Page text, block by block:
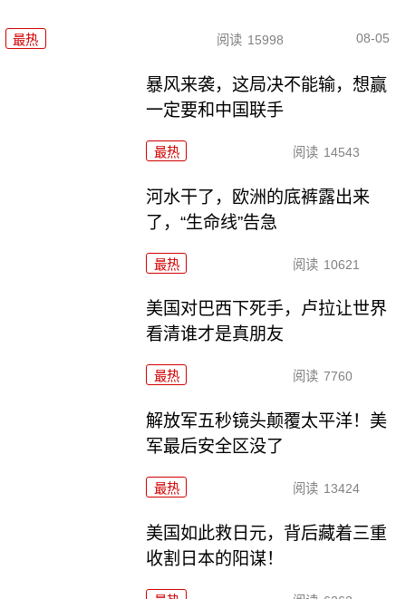
最热 阅读 15998 08-05
暴风来袭，这局决不能输，想赢
一定要和中国联手
最热 阅读 14543
河水干了，欧洲的底裤露出来
了，“生命线”告急
最热 阅读 10621
美国对巴西下死手，卢拉让世界
看清谁才是真朋友
最热 阅读 7760
解放军五秒镜头颠覆太平洋！美
军最后安全区没了
最热 阅读 13424
美国如此救日元，背后藏着三重
收割日本的阳谋！